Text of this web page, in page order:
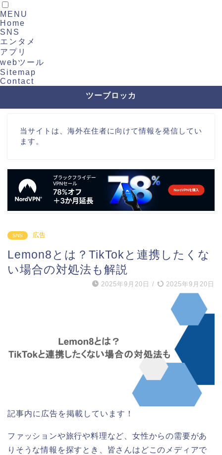
MENU
Home
SNS
エンタメ
アプリ
webツール
Sitemap
Contact
ツーブロッカ
当サイトは、海外在住者に向けて情報を発信してい
ます。
SNS 広告
Lemon8とは？TikTokと連携したくな
い場合の対処法も解説
2025年9月20日 / 2025年9月20日
記事内に広告を掲載しています！
ファッションや旅行や料理など、女性からの需要があ
りそうな情報を探すとき、皆さんはどこのメディアで